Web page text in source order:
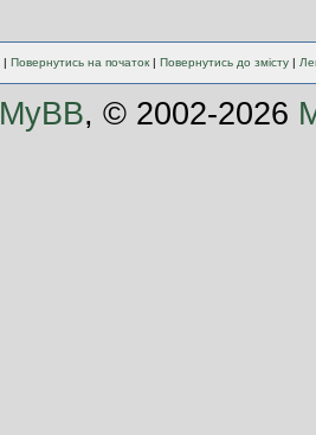
| Повернутись на початок| Повернутись до змісту|
MyBB, © 2002-2026